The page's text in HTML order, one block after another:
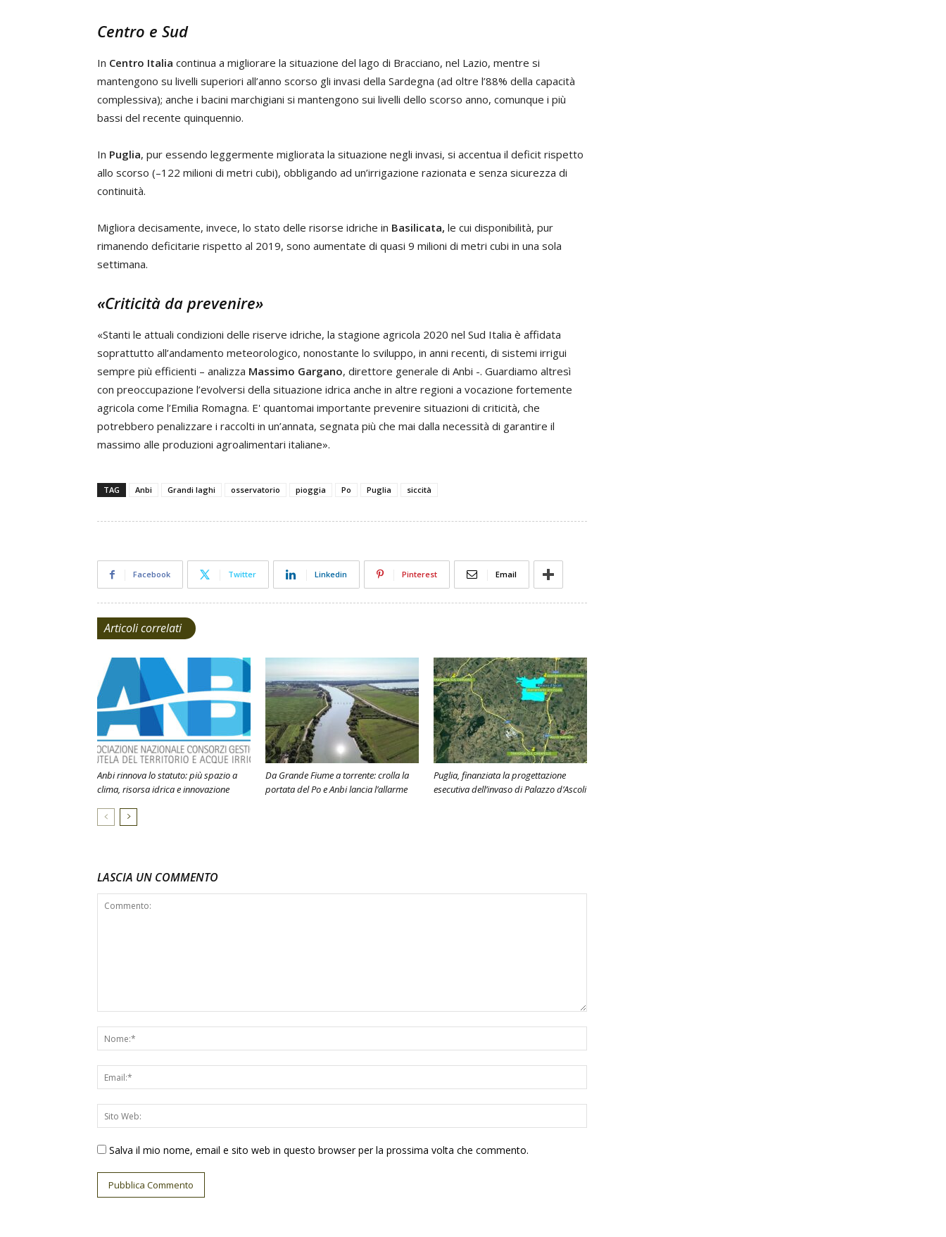
Centro e Sud
In Centro Italia continua a migliorare la situazione del lago di Bracciano, nel Lazio, mentre si
mantengono su livelli superiori all’anno scorso gli invasi della Sardegna (ad oltre l’88% della capacità
complessiva); anche i bacini marchigiani si mantengono sui livelli dello scorso anno, comunque i più
bassi del recente quinquennio.
In Puglia, pur essendo leggermente migliorata la situazione negli invasi, si accentua il deficit rispetto
allo scorso (–122 milioni di metri cubi), obbligando ad un’irrigazione razionata e senza sicurezza di
continuità.
Migliora decisamente, invece, lo stato delle risorse idriche in Basilicata, le cui disponibilità, pur
rimanendo deficitarie rispetto al 2019, sono aumentate di quasi 9 milioni di metri cubi in una sola
settimana.
«Criticità da prevenire»
«Stanti le attuali condizioni delle riserve idriche, la stagione agricola 2020 nel Sud Italia è affidata
soprattutto all’andamento meteorologico, nonostante lo sviluppo, in anni recenti, di sistemi irrigui
sempre più efficienti – analizza Massimo Gargano, direttore generale di Anbi -. Guardiamo altresì
con preoccupazione l’evolversi della situazione idrica anche in altre regioni a vocazione fortemente
agricola come l’Emilia Romagna. E' quantomai importante prevenire situazioni di criticità, che
potrebbero penalizzare i raccolti in un’annata, segnata più che mai dalla necessità di garantire il
massimo alle produzioni agroalimentari italiane».
TAG Anbi Grandi laghi osservatorio pioggia Po Puglia siccità
Facebook Twitter Linkedin Pinterest Email
Articoli correlati
Anbi rinnova lo statuto: più spazio a
clima, risorsa idrica e innovazione
Da Grande Fiume a torrente: crolla la
portata del Po e Anbi lancia l’allarme
Puglia, finanziata la progettazione
esecutiva dell’invaso di Palazzo d’Ascoli
LASCIA UN COMMENTO
Salva il mio nome, email e sito web in questo browser per la prossima volta che commento.